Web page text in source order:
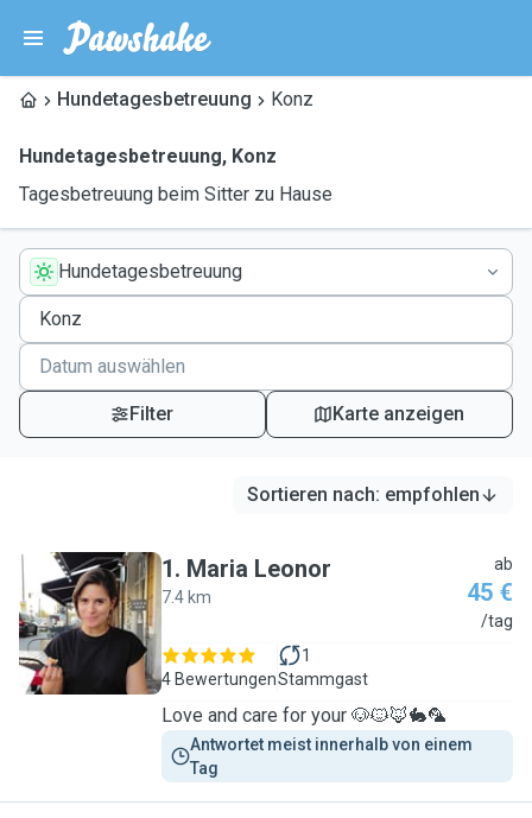
Hundetagesbetreuung Konz
Hundetagesbetreuung, Konz
Tagesbetreuung beim Sitter zu Hause
Hundetagesbetreuung
Filter Karte anzeigen
Sortieren nach: empfohlen
M
1. Maria Leonor
7.4 km
ab
45 €
/tag
4 Bewertungen
1
Stammgast
Love and care for your 🐶🐱🦊🐇🦜
Antwortet meist innerhalb von einem
Tag